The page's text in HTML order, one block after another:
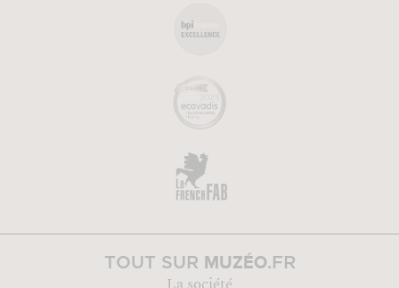
TOUT SUR MUZÉO.FR